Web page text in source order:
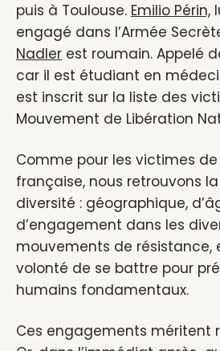
puis à Toulouse. Emilio Périn,
engagé dans l’Armée
Nadler est roumain. Appelé
car il est étudiant en
est inscrit sur la liste des
Mouvement de Libération
Comme pour les victimes
française, nous retrouvons
diversité : géographique,
d’engagement dans les
mouvements de résistance,
volonté de se battre pour
humains fondamentaux.
Ces engagements méritent